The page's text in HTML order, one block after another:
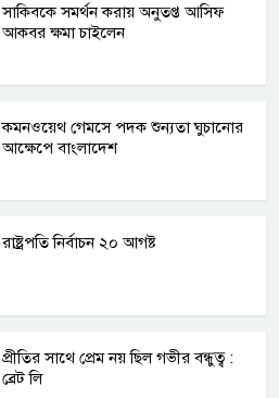
সাকিবকে সমর্থন করায় অনুতপ্ত আসিফ
আকবর ক্ষমা চাইলেন
কমনওয়েথ গেমসে পদক শুন্যতা ঘুচানোর
আক্ষেপে বাংলাদেশ
রাষ্ট্রপতি নির্বাচন ২০ আগষ্ট
প্রীতির সাথে প্রেম নয় ছিল গভীর বন্ধুত্ব :
ব্রেট লি